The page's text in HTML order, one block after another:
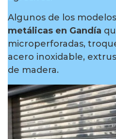
Algunos de los
metálicas en Gandía
microperforadas,
acero inoxidable,
de madera.